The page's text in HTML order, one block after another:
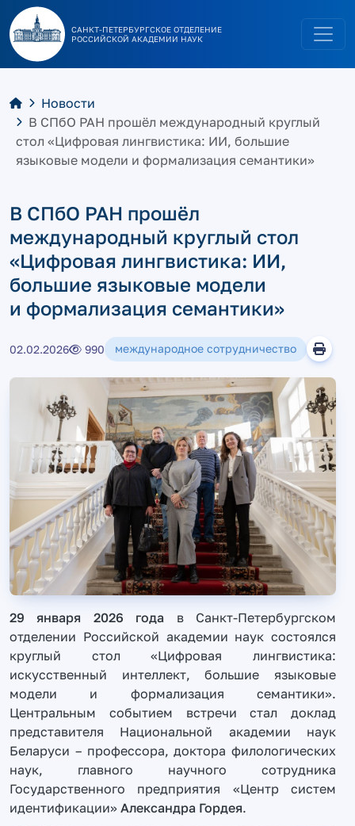
САНКТ-ПЕТЕРБУРГСКОЕ ОТДЕЛЕНИЕ
РОССИЙСКОЙ АКАДЕМИИ НАУК
Новости
В СПбО РАН прошёл международный круглый
стол «Цифровая лингвистика: ИИ, большие
языковые модели и формализация семантики»
В СПбО РАН прошёл
международный круглый стол
«Цифровая лингвистика: ИИ,
большие языковые модели
и формализация семантики»
02.02.2026 990 международное сотрудничество
29 января 2026 года в Санкт-Петербургском
отделении Российской академии наук состоялся
круглый стол «Цифровая лингвистика:
искусственный интеллект, большие языковые
модели и формализация семантики».
Центральным событием встречи стал доклад
представителя Национальной академии наук
Беларуси – профессора, доктора филологических
наук, главного научного сотрудника
Государственного предприятия «Центр систем
идентификации» Александра Гордея.